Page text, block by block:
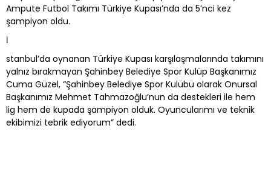
Ampute Futbol Takımı Türkiye Kupası’nda da 5’nci kez
şampiyon oldu.
İ
stanbul’da oynanan Türkiye Kupası karşılaşmalarında takımını
yalnız bırakmayan Şahinbey Belediye Spor Kulüp Başkanımız
Cuma Güzel, “Şahinbey Belediye Spor Kulübü olarak Onursal
Başkanımız Mehmet Tahmazoğlu’nun da destekleri ile hem
lig hem de kupada şampiyon olduk. Oyuncularımı ve teknik
ekibimizi tebrik ediyorum” dedi.